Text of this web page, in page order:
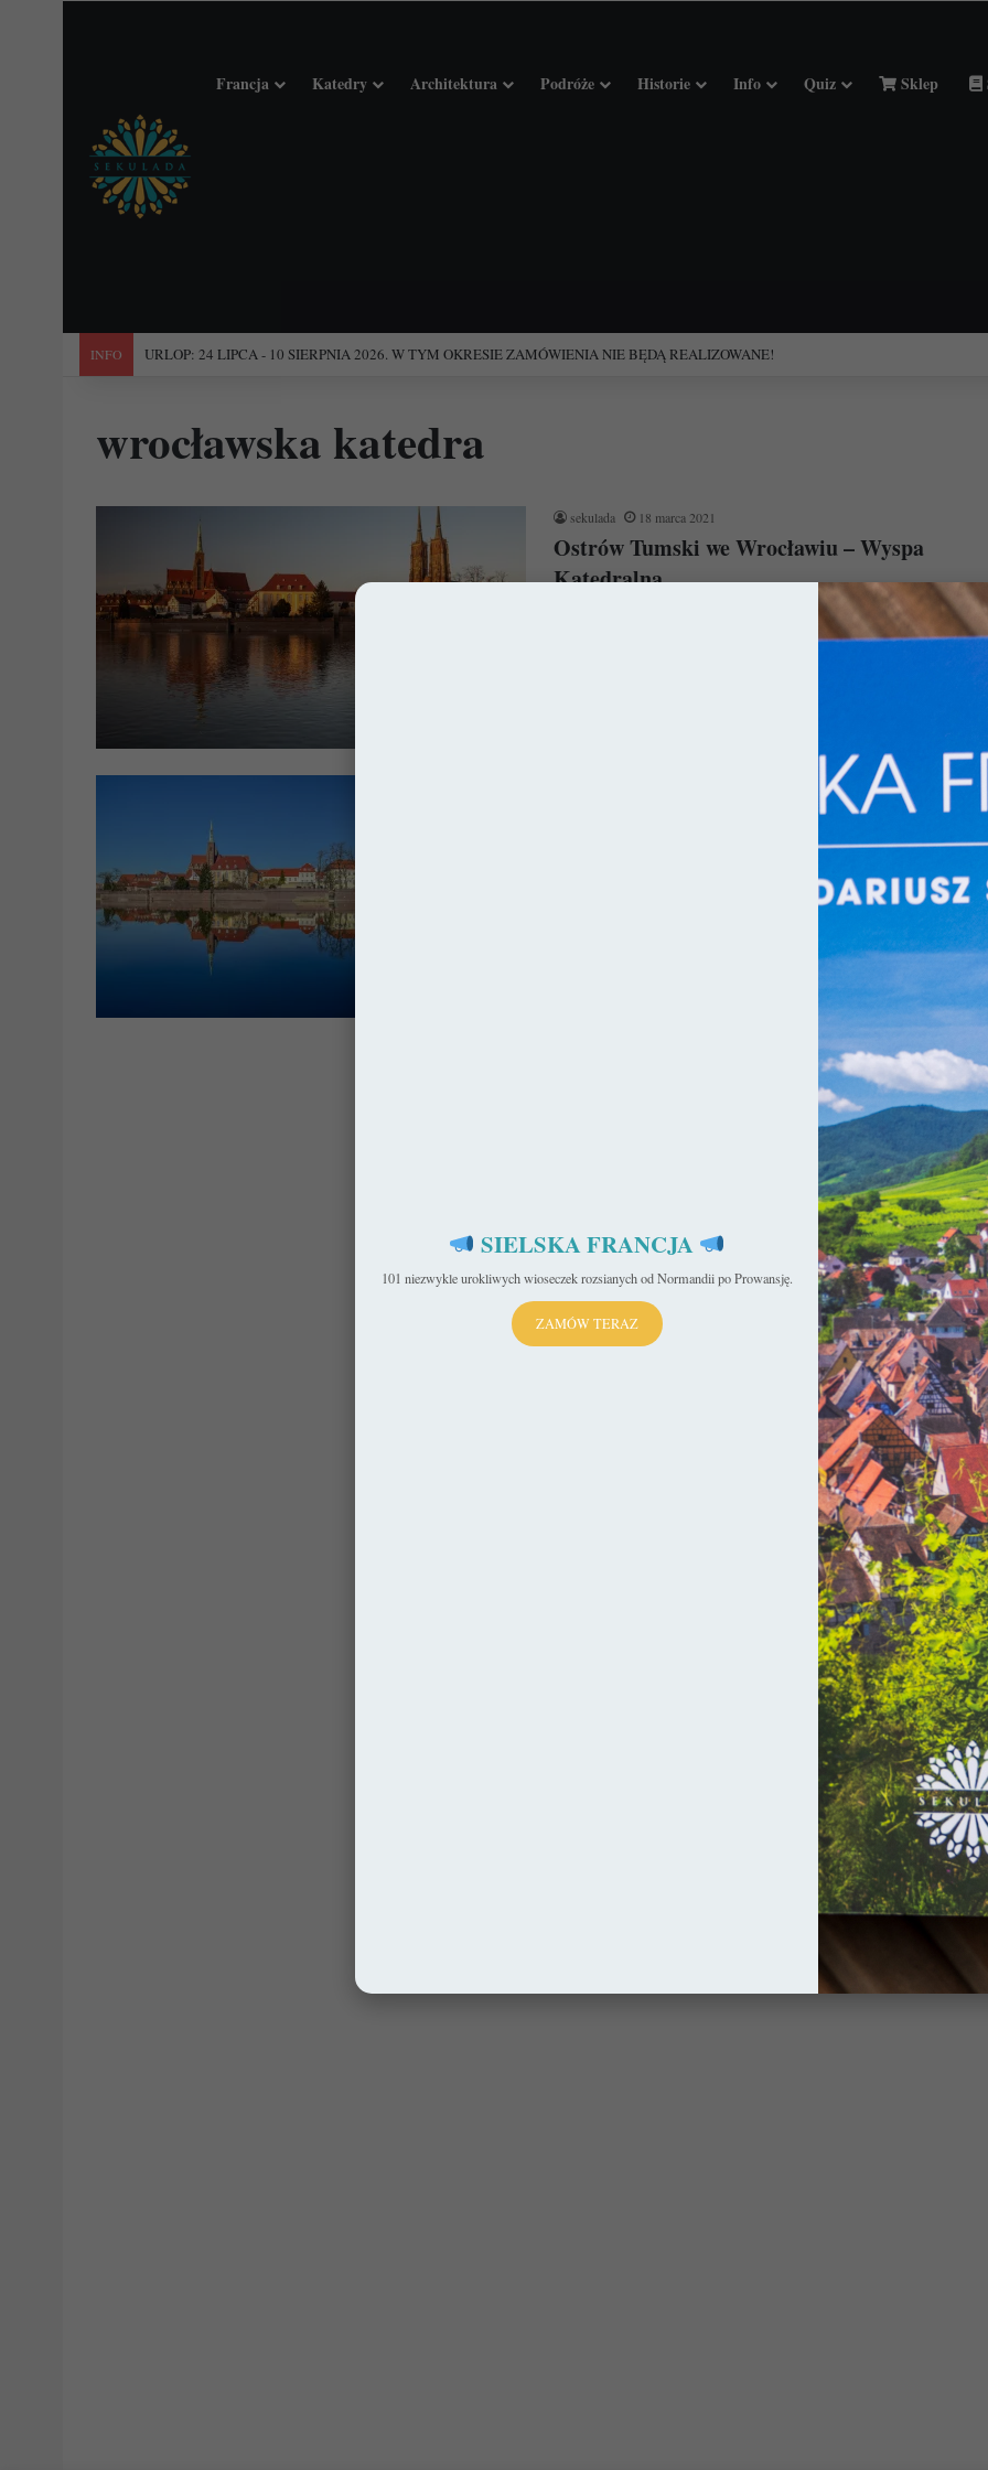
Francja Katedry Architektura Podróże Historie Info Quiz Sklep
INFO URLOP: 24 LIPCA - 10 SIERPNIA 2026. W TYM OKRESIE ZAMÓWIENIA NIE BĘDĄ REALIZOWANE!
wrocławska katedra
sekulada 18 marca 2021
Ostrów Tumski we Wrocławiu – Wyspa
Katedralna
Ostrów Tumski we Wrocławiu to jedno z najchętniej
odwiedzanych miejsc w stolicy Dolnego Śląska i z pewnością
10 miejsc we Wrocławiu, które warto
Wrocław od kilku lat nazywany jest miastem krasnali i
właściwie nie ma się czemu dziwić. Krasnalomania zawładnęła
SIELSKA FRANCJA
101 niezwykle urokliwych wioseczek rozsianych od Normandii po Prowansję.
ZAMÓW TERAZ